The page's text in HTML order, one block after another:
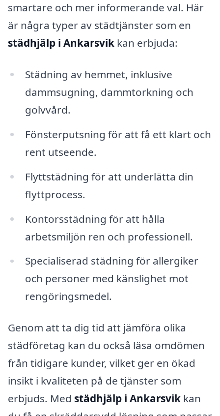
smartare och mer informerande val. Här
är några typer av städtjänster som en
städhjälp i Ankarsvik kan erbjuda:
Städning av hemmet, inklusive
dammsugning, dammtorkning och
golvvård.
Fönsterputsning för att få ett klart och
rent utseende.
Flyttstädning för att underlätta din
flyttprocess.
Kontorsstädning för att hålla
arbetsmiljön ren och professionell.
Specialiserad städning för allergiker
och personer med känslighet mot
rengöringsmedel.
Genom att ta dig tid att jämföra olika
städföretag kan du också läsa omdömen
från tidigare kunder, vilket ger en ökad
insikt i kvaliteten på de tjänster som
erbjuds. Med städhjälp i Ankarsvik kan